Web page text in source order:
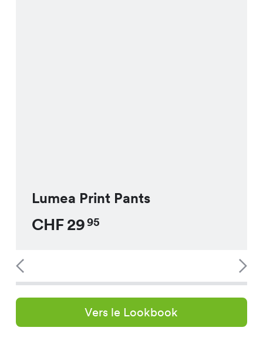
Lumea Print Pants
CHF2995
Vers le Lookbook